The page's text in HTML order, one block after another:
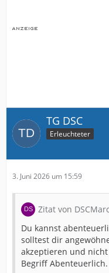
TG DSC
Erleuchteter
3. Juni 2026 um 15:59
Zitat von
Du kannst
solltest dir
akzeptieren und
Begriff Abenteuerlich.